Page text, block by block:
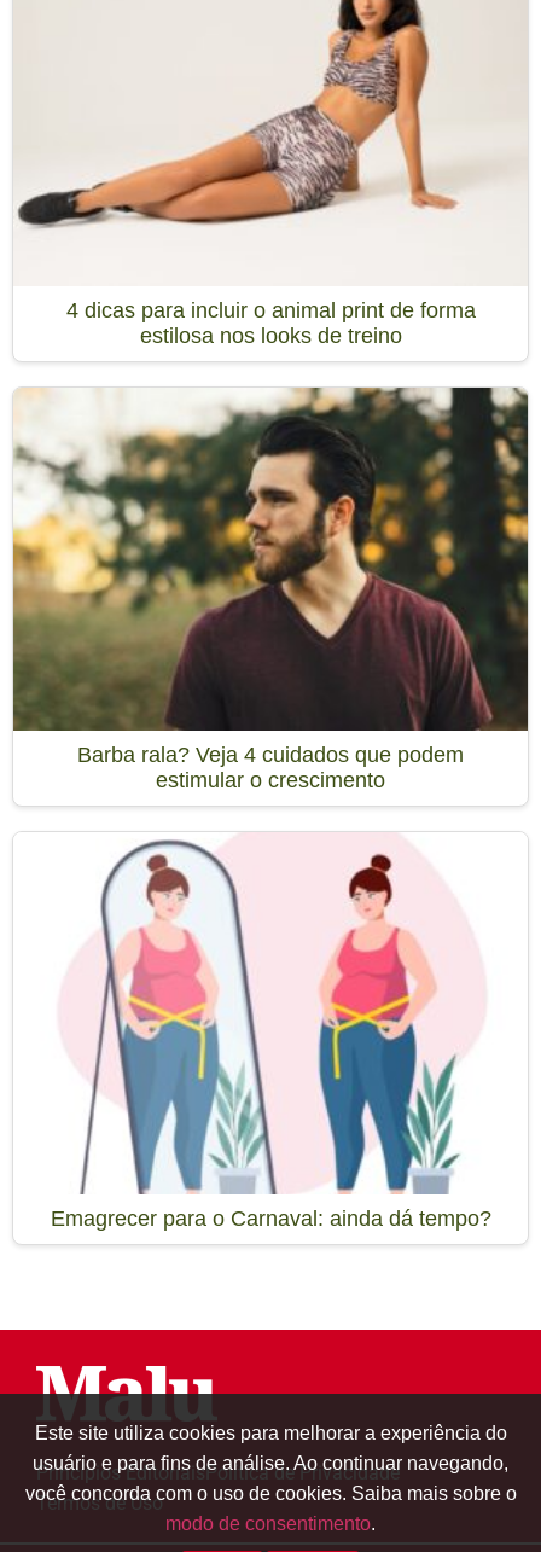
4 dicas para incluir o animal print de forma
estilosa nos looks de treino
Barba rala? Veja 4 cuidados que podem
estimular o crescimento
Emagrecer para o Carnaval: ainda dá tempo?
Princípios EditoriaisPolítica de Privacidade
Termos de Uso
Este site utiliza cookies para melhorar a experiência do
usuário e para fins de análise. Ao continuar navegando,
você concorda com o uso de cookies. Saiba mais sobre o
modo de consentimento.